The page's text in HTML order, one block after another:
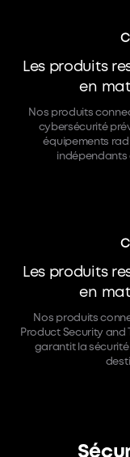
Les produits
en
Nos produits
cybersécurité
équipements
indépendants
Les produits
en
Nos produits
Product Security and
garantit la